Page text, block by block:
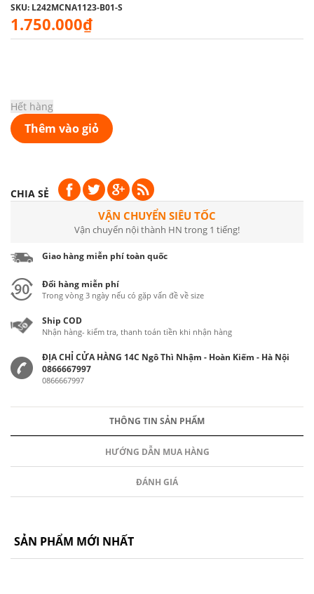
SKU: L242MCNA1123-B01-S
1.750.000₫
Hết hàng
Thêm vào giỏ
CHIA SẺ
VẬN CHUYỂN SIÊU TỐC
Vận chuyển nội thành HN trong 1 tiếng!
Giao hàng miễn phí toàn quốc
Đổi hàng miễn phí
Trong vòng 3 ngày nếu có gặp vấn đề về size
Ship COD
Nhận hàng- kiểm tra, thanh toán tiền khi nhận hàng
ĐỊA CHỈ CỬA HÀNG 14C Ngô Thì Nhậm - Hoàn Kiếm - Hà Nội
0866667997
0866667997
THÔNG TIN SẢN PHẨM
HƯỚNG DẪN MUA HÀNG
ĐÁNH GIÁ
SẢN PHẨM MỚI NHẤT